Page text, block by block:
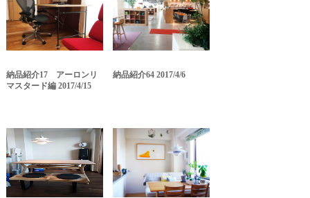
納品紹介17 アーロンリ
マスタード編 2017/4/15
納品紹介64 2017/4/6